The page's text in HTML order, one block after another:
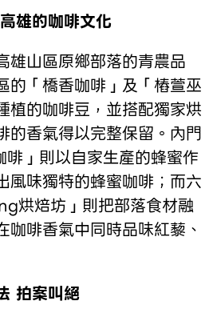
雄的咖啡文化
雄山區原鄉部落的青農品
的「橋香咖啡」及「樁萱巫
植的咖啡豆，並搭配獨家烘
的香氣得以完整保留。內門
」則以自家生產的蜂蜜作
風味獨特的蜂蜜咖啡；而六
烘焙坊」則把部落食材融
咖啡香氣中同時品味紅藜、
拍案叫絕